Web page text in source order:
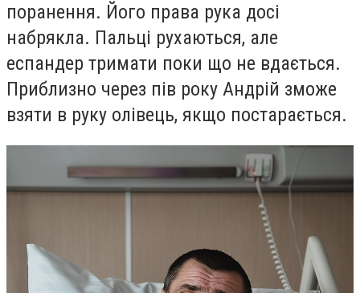
поранення. Його права рука досі
набрякла. Пальці рухаються, але
еспандер тримати поки що не вдається.
Приблизно через пів року Андрій зможе
взяти в руку олівець, якщо постарається.